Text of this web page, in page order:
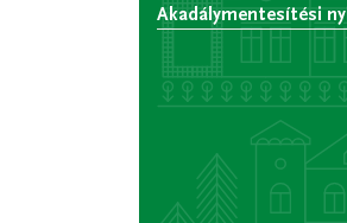
Akadálymentesítési